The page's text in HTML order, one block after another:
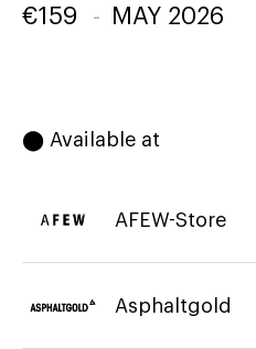
€159 - MAY 2026
⬤ Available at
AFEW-Store
Asphaltgold